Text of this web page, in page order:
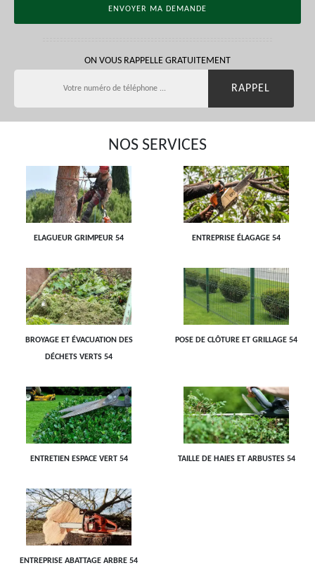
ON VOUS RAPPELLE GRATUITEMENT
NOS SERVICES
ELAGUEUR GRIMPEUR 54 ENTREPRISE ÉLAGAGE 54
BROYAGE ET ÉVACUATION DES
DÉCHETS VERTS 54
POSE DE CLÔTURE ET GRILLAGE 54
ENTRETIEN ESPACE VERT 54 TAILLE DE HAIES ET ARBUSTES 54
ENTREPRISE ABATTAGE ARBRE 54